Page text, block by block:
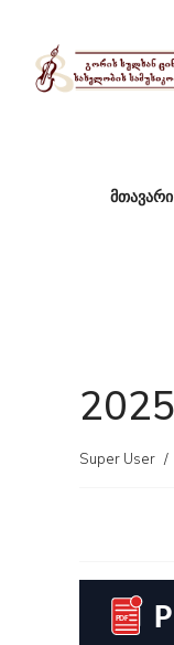
მთავარი
Super User